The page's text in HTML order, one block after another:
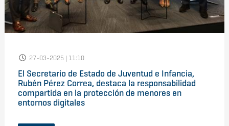
27-03-2025 | 11:10
El Secretario de Estado de Juventud e Infancia,
Rubén Pérez Correa, destaca la responsabilidad
compartida en la protección de menores en
entornos digitales